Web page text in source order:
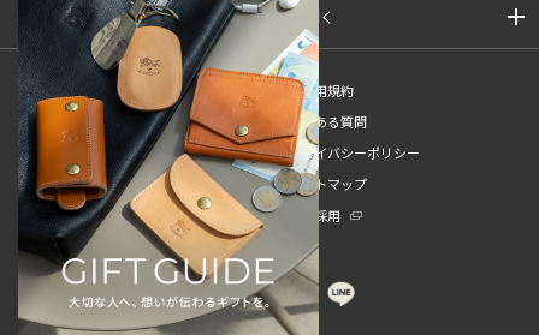
サイトマップを開く
新規会員登録
ご利用規約
ご利用ガイド
よくある質問
特定商取引法
プライバシーポリシー
お問い合わせ
サイトマップ
販売スタッフ中途採用
新卒採用